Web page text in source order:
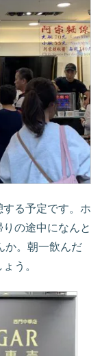
る予定です。ホ
の途中になんと
か。朝一飲んだ
う。